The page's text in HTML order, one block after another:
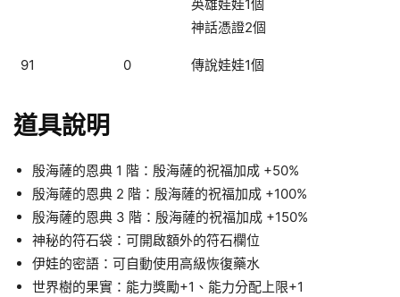
英雄娃娃1個
神話憑證2個
91 0 傳說娃娃1個
道具說明
殷海薩的恩典 1 階：殷海薩的祝福加成 +50%
殷海薩的恩典 2 階：殷海薩的祝福加成 +100%
殷海薩的恩典 3 階：殷海薩的祝福加成 +150%
神秘的符石袋：可開啟額外的符石欄位
伊娃的密語：可自動使用高級恢復藥水
世界樹的果實：能力獎勵+1、能力分配上限+1